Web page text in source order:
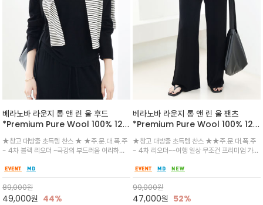
베라노바 라운지 롱 앤 린 울 후드
*Premium Pure Wool 100% 12
게이지 얇고 여리한/꾸안꾸의 정석: "꾸
민 듯 안 꾸민 듯, 세련된 여유를 보여주
는 '하이엔드 라운지 룩/피부에 닿는 느
낌이 촉촉하고 부드러운 텍스처/가벼우
면서도 보온성이 뛰어난 고밀도 소재
★창고 대방출 초득템 찬스 ★ ★주.문.대.폭.주
- 4차 블랙 리오더 ~극강의 부드러움 여리하면
로 착용하면 깔끔하고 고급스러운 무드를 한 벌
로 간편하게 완성/일상 속 편안함과 스타일을 동
시에 담아낸 아이템
89,000원
49,000원 44%
베라노바 라운지 롱 앤 린 울 팬츠
*Premium Pure Wool 100% 12
게이지 얇고 여리한 Long & Lean핏
으로 꾸안꾸의 정석: "꾸민 듯 안 꾸민
듯, 세련된 여유를 보여주는 '하이엔드
라운지 룩'."
★창고 대방출 초득템 찬스 ★★주.문.대.폭.주
- 4차 리오더~~여행 일상 무조건 프리미엄 가벼
후드 셋업으로 착용하면 깔끔하고 고급스러운 무
드를 한 벌로 간편하게 완성/일상 속 편안함과 스
타일
99,000원
47,000원 52%